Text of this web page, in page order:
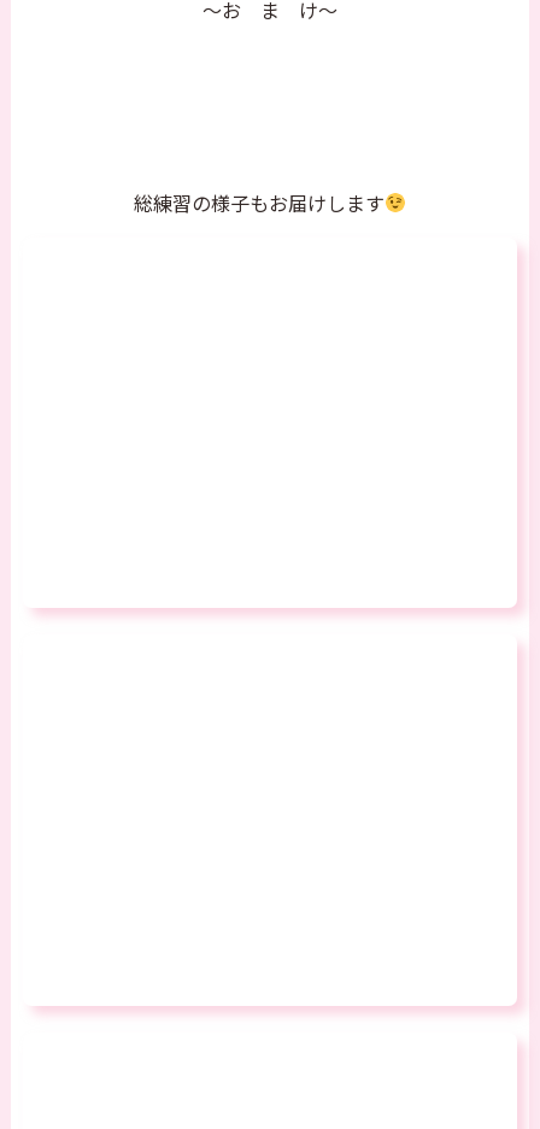
～お ま け～
総練習の様子もお届けします